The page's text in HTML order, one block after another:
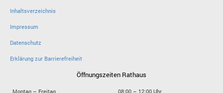
Inhaltsverzeichnis
Impressum
Datenschutz
Erklärung zur Barrierefreiheit
Öffnungszeiten Rathaus
Montag – Freitag
08:00 – 12:00 Uhr